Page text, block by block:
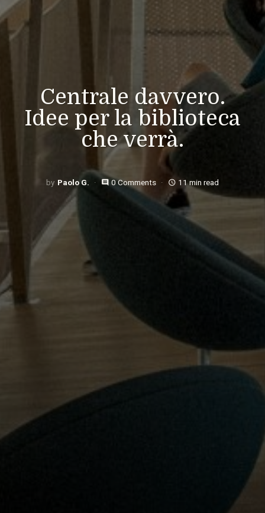
Centrale davvero.
Idee per la biblioteca
che verrà.
Paolo G. comment 0 Comments access_time 11 min read